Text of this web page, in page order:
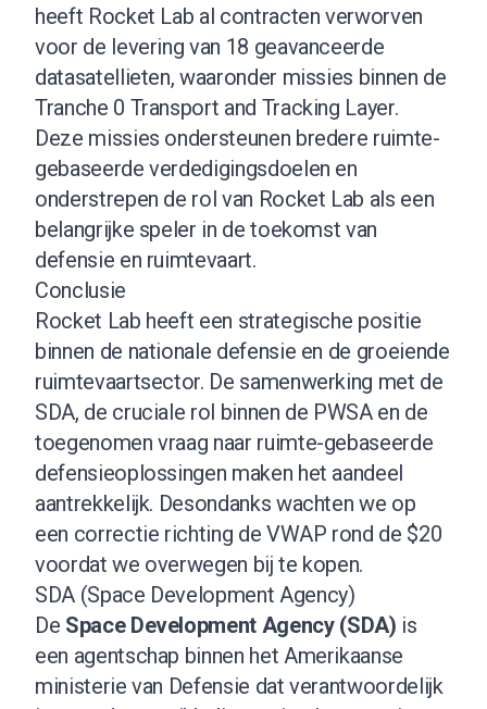
heeft Rocket Lab al contracten verworven
voor de levering van 18 geavanceerde
datasatellieten, waaronder missies binnen de
Tranche 0 Transport and Tracking Layer.
Deze missies ondersteunen bredere ruimte-
gebaseerde verdedigingsdoelen en
onderstrepen de rol van Rocket Lab als een
belangrijke speler in de toekomst van
defensie en ruimtevaart.
Conclusie
Rocket Lab heeft een strategische positie
binnen de nationale defensie en de groeiende
ruimtevaartsector. De samenwerking met de
SDA, de cruciale rol binnen de PWSA en de
toegenomen vraag naar ruimte-gebaseerde
defensieoplossingen maken het aandeel
aantrekkelijk. Desondanks wachten we op
een correctie richting de VWAP rond de $20
voordat we overwegen bij te kopen.
SDA (Space Development Agency)
De Space Development Agency (SDA) is
een agentschap binnen het Amerikaanse
ministerie van Defensie dat verantwoordelijk